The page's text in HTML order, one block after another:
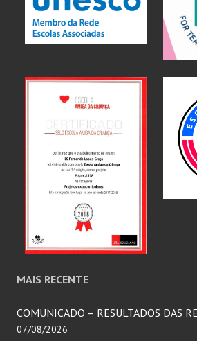
MAIS RECENTE
COMUNICADO – RESULTADOS DAS
07/08/2026